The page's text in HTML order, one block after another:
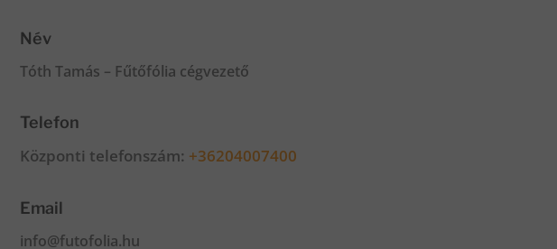
Név
Tóth Tamás – Fűtőfólia cégvezető
Telefon
Központi telefonszám: +36204007400
Email
info@futofolia.hu